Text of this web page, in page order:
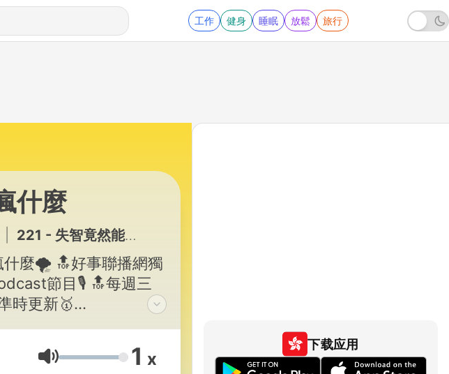
工作 健身 睡眠 放鬆 旅行
什麼
221 - 失智竟然能康復？！聽廣播就能防失智？最Chill的大腦保養 ft. 詹智鈞醫師
麼🌪 🔝好事聯播網獨
節目🎙 🔝每週三
時更新🥇
bestboard_top
音量 1 x
下载应用